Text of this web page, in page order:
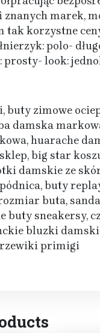
marek,
tak korzystne
polo-
prosty- look:
buty zimowe
damska
huarache
big star
damskie ze
buty
buta,
buty sneakersy,
bluzki
primigi